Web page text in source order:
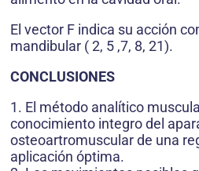
El vector F indica su acción
mandibular ( 2, 5 ,7, 8, 21).
CONCLUSIONES
1. El método analítico
conocimiento integro del
osteoartromuscular de una
aplicación óptima.